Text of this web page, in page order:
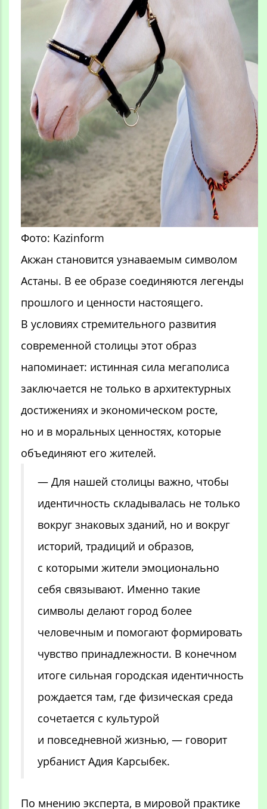
Фото: Kazinform
Акжан становится узнаваемым символом
Астаны. В ее образе соединяются легенды
прошлого и ценности настоящего.
В условиях стремительного развития
современной столицы этот образ
напоминает: истинная сила мегаполиса
заключается не только в архитектурных
достижениях и экономическом росте,
но и в моральных ценностях, которые
объединяют его жителей.
— Для нашей столицы важно, чтобы
идентичность складывалась не только
вокруг знаковых зданий, но и вокруг
историй, традиций и образов,
с которыми жители эмоционально
себя связывают. Именно такие
символы делают город более
человечным и помогают формировать
чувство принадлежности. В конечном
итоге сильная городская идентичность
рождается там, где физическая среда
сочетается с культурой
и повседневной жизнью, — говорит
урбанист Адия Карсыбек.
По мнению эксперта, в мировой практике